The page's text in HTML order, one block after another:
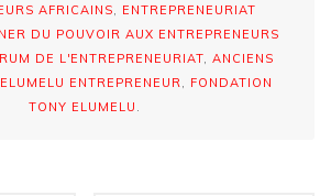
AFRICAINS
ENTREPRENEURIAT
DU POUVOIR AUX ENTREPRENEURS
DE L'ENTREPRENEURIAT, ANCIENS
ENTREPRENEUR
FONDATION
TONY ELUMELU